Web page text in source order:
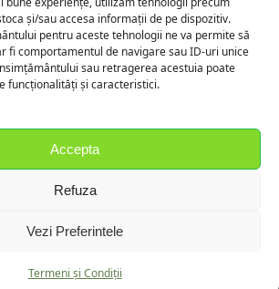
și/sau accesa informații de pe dispozitiv.
pentru aceste tehnologii ne va permite să
fi comportamentul de navigare sau ID-uri unice
sau retragerea acestuia poate
funcționalități și caracteristici.
Accepta
Refuza
Vezi Preferintele
Termeni și Condiții
Informatii
Blog